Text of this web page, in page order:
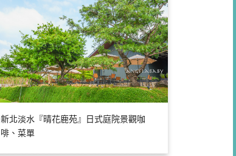
新北淡水『晴花鹿苑』日式庭院景觀咖
啡、菜單